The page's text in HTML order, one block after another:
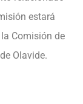
estará
Comisión de
Olavide.